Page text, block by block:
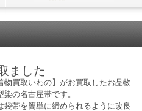
ました
物買取いわの】がお買取したお品物
染の名古屋帯です。
袋帯を簡単に締められるように改良